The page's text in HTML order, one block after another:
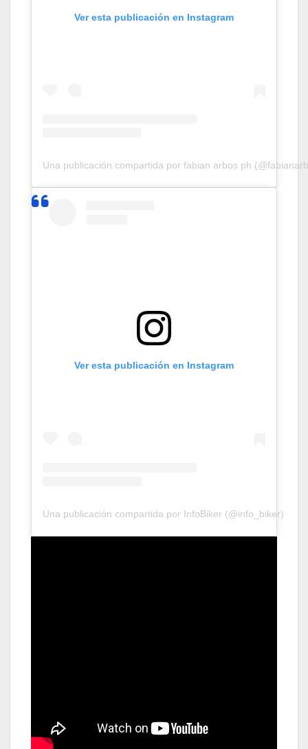
Ver esta publicación en Instagram
Una publicación compartida por fabian arbos ph
Ver esta publicación en Instagram
Una publicación compartida por InfoBiker (@info_biker)